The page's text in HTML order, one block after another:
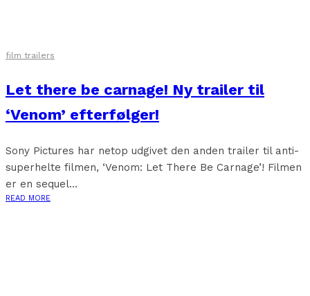
film trailers
Let there be carnage! Ny trailer til
‘Venom’ efterfølger!
Sony Pictures har netop udgivet den anden trailer til anti-
superhelte filmen, ‘Venom: Let There Be Carnage’! Filmen
er en sequel...
READ MORE